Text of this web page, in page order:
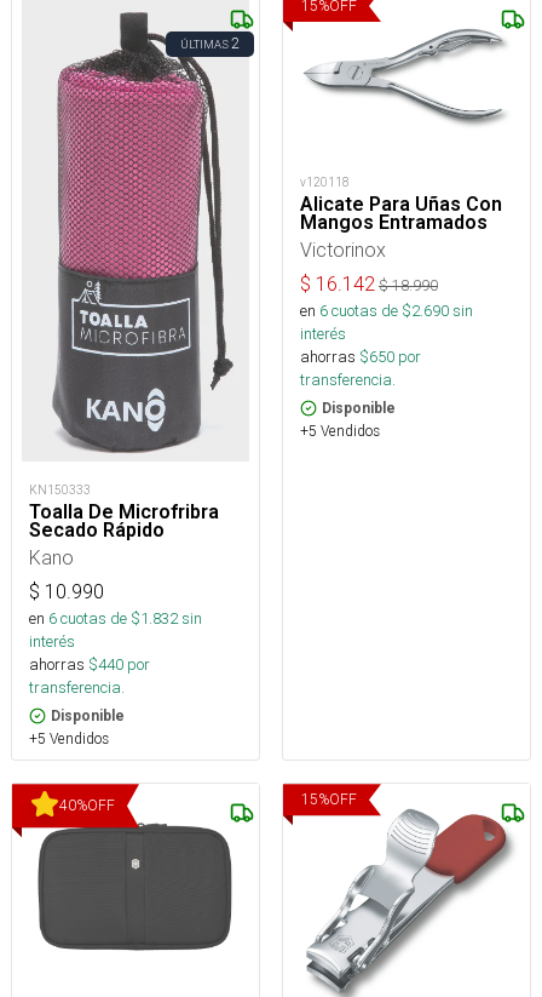
ÚLTIMAS2
KN150333
Toalla De Microfribra
Secado Rápido
Kano
$ 10.990
en 6cuotas de $1.832sin
interés
ahorras $440 por
transferencia.
Disponible
+5 Vendidos
15%OFF
v120118
Alicate Para Uñas Con
Mangos Entramados
Victorinox
$ 16.142 $18.990
en 6cuotas de $2.690sin
interés
ahorras $650 por
transferencia.
Disponible
+5 Vendidos
40%OFF 15%OFF